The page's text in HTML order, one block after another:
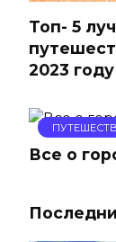
Топ- 5
2023 году
Все о